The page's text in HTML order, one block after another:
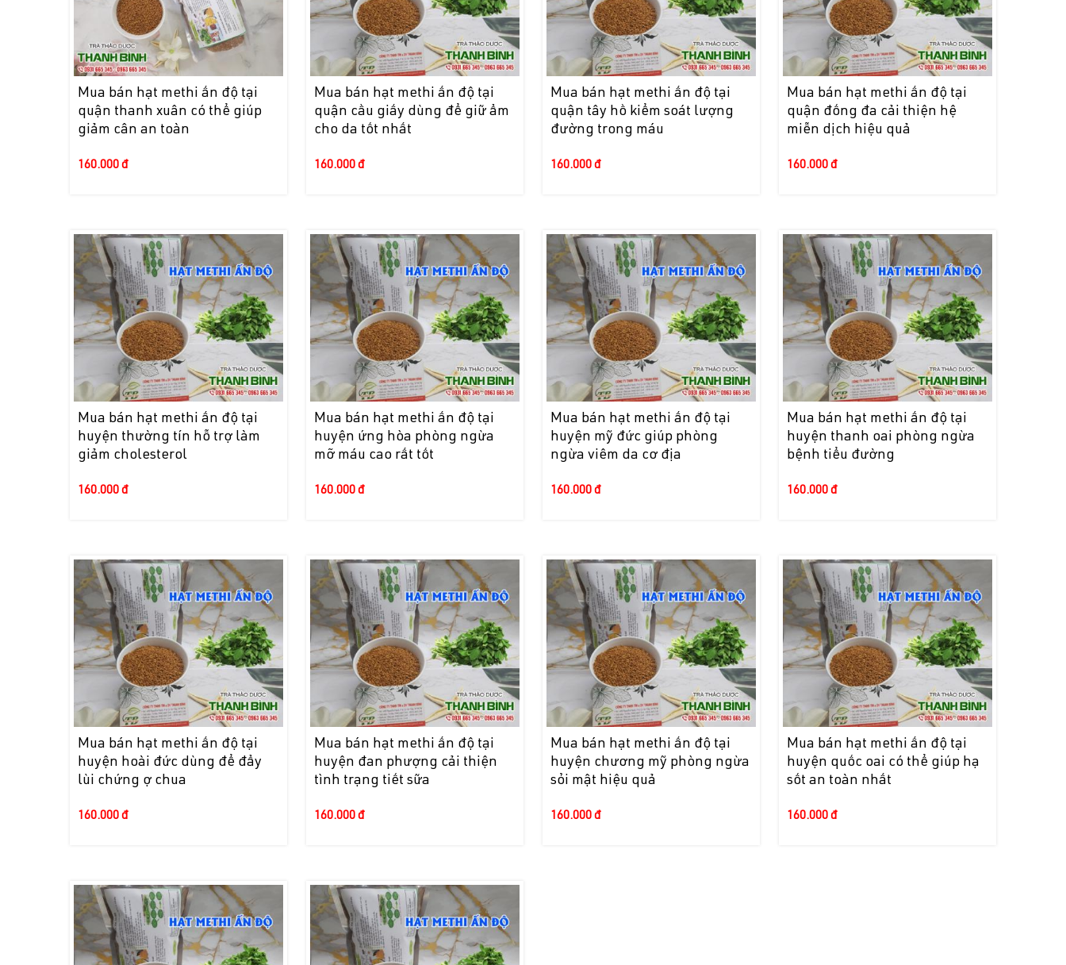
Mua bán hạt methi ấn độ tại
quận thanh xuân có thể giúp
giảm cân an toàn
160.000 đ
Mua bán hạt methi ấn độ tại
quận cầu giấy dùng để giữ ẩm
cho da tốt nhất
160.000 đ
Mua bán hạt methi ấn độ tại
quận tây hồ kiểm soát lượng
đường trong máu
160.000 đ
Mua bán hạt methi ấn độ tại
quận đống đa cải thiện hệ
miễn dịch hiệu quả
160.000 đ
Mua bán hạt methi ấn độ tại
huyện thường tín hỗ trợ làm
giảm cholesterol
160.000 đ
Mua bán hạt methi ấn độ tại
huyện ứng hòa phòng ngừa
mỡ máu cao rất tốt
160.000 đ
Mua bán hạt methi ấn độ tại
huyện mỹ đức giúp phòng
ngừa viêm da cơ địa
160.000 đ
Mua bán hạt methi ấn độ tại
huyện thanh oai phòng ngừa
bệnh tiểu đường
160.000 đ
Mua bán hạt methi ấn độ tại
huyện hoài đức dùng để đẩy
lùi chứng ợ chua
160.000 đ
Mua bán hạt methi ấn độ tại
huyện đan phượng cải thiện
tình trạng tiết sữa
160.000 đ
Mua bán hạt methi ấn độ tại
huyện chương mỹ phòng ngừa
sỏi mật hiệu quả
160.000 đ
Mua bán hạt methi ấn độ tại
huyện quốc oai có thể giúp hạ
sốt an toàn nhất
160.000 đ